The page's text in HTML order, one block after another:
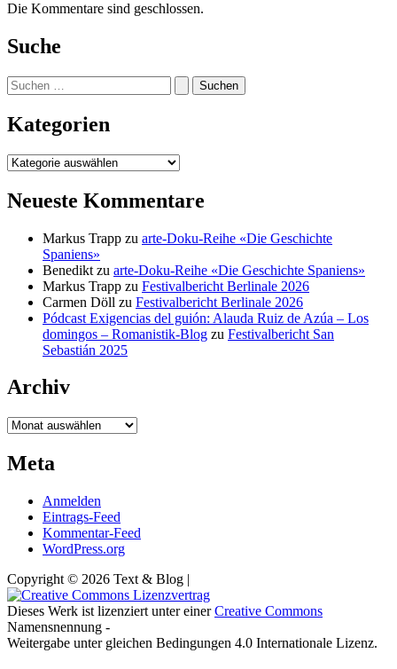
Die Kommentare sind geschlossen.
Suche
Suchen
nach:
Kategorien
Kategorien
Neueste Kommentare
Markus Trapp zu arte-Doku-Reihe «Die Geschichte
Spaniens»
Benedikt zu arte-Doku-Reihe «Die Geschichte Spaniens»
Markus Trapp zu Festivalbericht Berlinale 2026
Carmen Döll zu Festivalbericht Berlinale 2026
Pódcast Exigencias del guión: Alauda Ruiz de Azúa – Los
domingos – Romanistik-Blog zu Festivalbericht San
Sebastián 2025
Archiv
Archiv
Meta
Anmelden
Eintrags-Feed
Kommentar-Feed
WordPress.org
Copyright © 2026 Text & Blog |
Dieses Werk ist lizenziert unter einerCreative Commons
Namensnennung -
Weitergabe unter gleichen Bedingungen 4.0 Internationale Lizenz.